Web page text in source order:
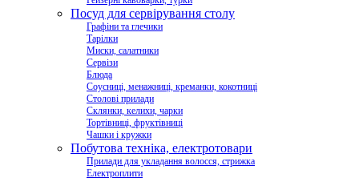
Посуд для сервірування столу
Графіни та глечики
Тарілки
Миски, салатники
Сервізи
Блюда
Соусниці, менажниці, креманки, кокотниці
Столові прилади
Склянки, келихи, чарки
Тортівниці, фруктівниці
Чашки і кружки
Побутова техніка, електротовари
Прилади для укладання волосся, стрижка
Електроплити